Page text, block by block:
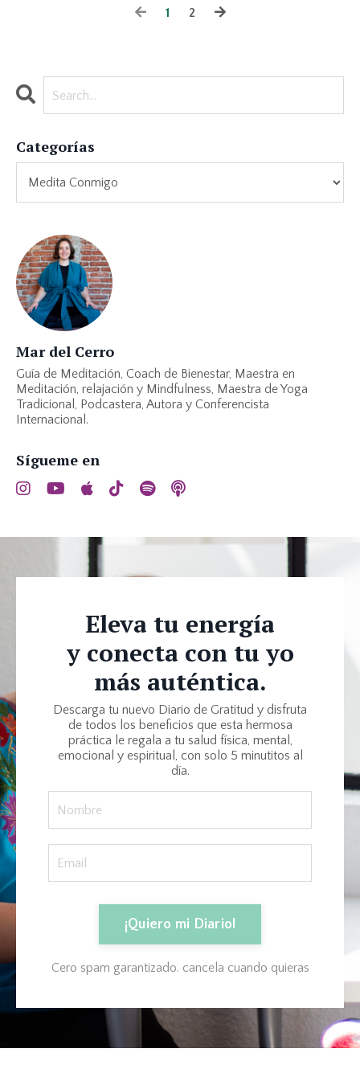
1 2
Categorías
Mar del Cerro
Guía de Meditación, Coach de Bienestar, Maestra en
Meditación, relajación y Mindfulness, Maestra de Yoga
Tradicional, Podcastera, Autora y Conferencista
Internacional.
Sígueme en
Eleva tu energía
y conecta con tu yo
más auténtica.
Descarga tu nuevo Diario de Gratitud y disfruta
de todos los beneficios que esta hermosa
práctica le regala a tu salud física, mental,
emocional y espiritual, con solo 5 minutitos al
día.
¡Quiero mi Diario!
Cero spam garantizado. cancela cuando quieras